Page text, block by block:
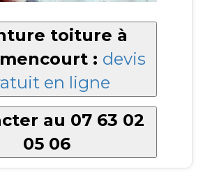
toiture à
: devis
en ligne
au 07 63 02
05 06